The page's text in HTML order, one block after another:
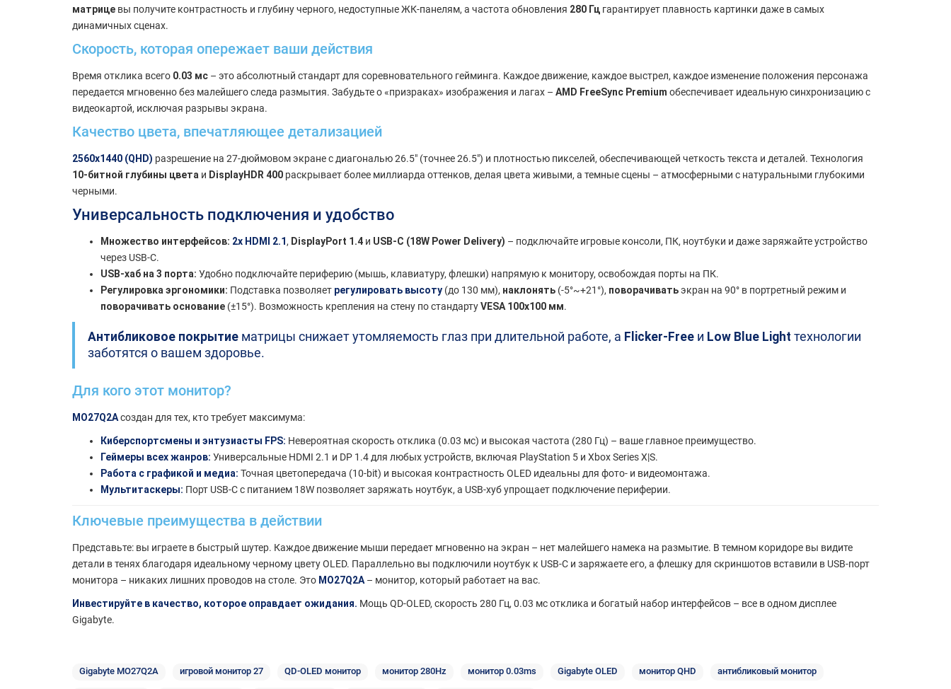
матрице вы получите контрастность и глубину черного, недоступные ЖК-панелям, а частота обновления 280 Гц гарантирует плавность картинки даже в самых
динамичных сценах.
Скорость, которая опережает ваши действия
Время отклика всего 0.03 мс – это абсолютный стандарт для соревновательного гейминга. Каждое движение, каждое выстрел, каждое изменение положения персонажа
передается мгновенно без малейшего следа размытия. Забудьте о «призраках» изображения и лагах – AMD FreeSync Premium обеспечивает идеальную синхронизацию с
видеокартой, исключая разрывы экрана.
Качество цвета, впечатляющее детализацией
2560x1440 (QHD) разрешение на 27-дюймовом экране с диагональю 26.5" (точнее 26.5") и плотностью пикселей, обеспечивающей четкость текста и деталей. Технология
10-битной глубины цвета и DisplayHDR 400 раскрывает более миллиарда оттенков, делая цвета живыми, а темные сцены – атмосферными с натуральными глубокими
черными.
Универсальность подключения и удобство
Множество интерфейсов: 2x HDMI 2.1, DisplayPort 1.4 и USB-C (18W Power Delivery) – подключайте игровые консоли, ПК, ноутбуки и даже заряжайте устройство
через USB-C.
USB-хаб на 3 порта: Удобно подключайте периферию (мышь, клавиатуру, флешки) напрямую к монитору, освобождая порты на ПК.
Регулировка эргономики: Подставка позволяет регулировать высоту (до 130 мм), наклонять (-5°~+21°), поворачиватьэкран на 90° в портретный режим и
поворачивать основание (±15°). Возможность крепления на стену по стандартуVESA 100x100 мм.
Антибликовое покрытиематрицы снижает утомляемость глаз при длительной работе, а Flicker-Freeи Low Blue Light технологии
заботятся о вашем здоровье.
Для кого этот монитор?
MO27Q2Aсоздан для тех, кто требует максимума:
Киберспортсмены и энтузиасты FPS: Невероятная скорость отклика (0.03 мс) и высокая частота (280 Гц) – ваше главное преимущество.
Геймеры всех жанров: Универсальные HDMI 2.1 и DP 1.4 для любых устройств, включая PlayStation 5 и Xbox Series X|S.
Работа с графикой и медиа: Точная цветопередача (10-bit) и высокая контрастность OLED идеальны для фото- и видеомонтажа.
Мультитаскеры: Порт USB-C с питанием 18W позволяет заряжать ноутбук, а USB-хуб упрощает подключение периферии.
Ключевые преимущества в действии
Представьте: вы играете в быстрый шутер. Каждое движение мыши передает мгновенно на экран – нет малейшего намека на размытие. В темном коридоре вы видите
детали в тенях благодаря идеальному черному цвету OLED. Параллельно вы подключили ноутбук к USB-C и заряжаете его, а флешку для скриншотов вставили в USB-порт
монитора – никаких лишних проводов на столе. Это MO27Q2A– монитор, который работает на вас.
Инвестируйте в качество, которое оправдает ожидания. Мощь QD-OLED, скорость 280 Гц, 0.03 мс отклика и богатый набор интерфейсов – все в одном дисплее
Gigabyte.
Gigabyte MO27Q2A игровой монитор 27 QD-OLED монитор монитор 280Hz монитор 0.03ms Gigabyte OLED монитор QHD антибликовый монитор